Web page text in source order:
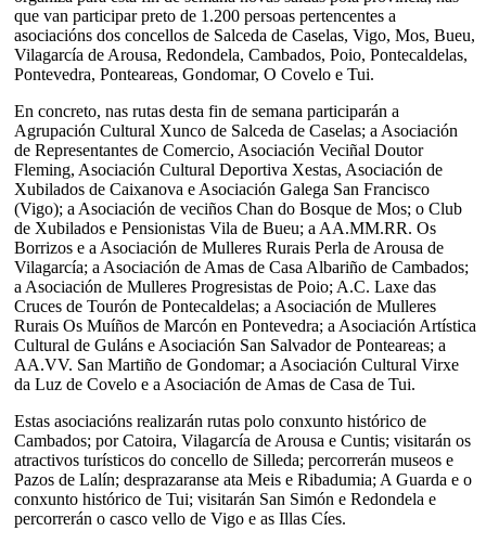
que van participar preto de 1.200 persoas pertencentes a
asociacións dos concellos de Salceda de Caselas, Vigo, Mos, Bueu,
Vilagarcía de Arousa, Redondela, Cambados, Poio, Pontecaldelas,
Pontevedra, Ponteareas, Gondomar, O Covelo e Tui.
En concreto, nas rutas desta fin de semana participarán a
Agrupación Cultural Xunco de Salceda de Caselas; a Asociación
de Representantes de Comercio, Asociación Veciñal Doutor
Fleming, Asociación Cultural Deportiva Xestas, Asociación de
Xubilados de Caixanova e Asociación Galega San Francisco
(Vigo); a Asociación de veciños Chan do Bosque de Mos; o Club
de Xubilados e Pensionistas Vila de Bueu; a AA.MM.RR. Os
Borrizos e a Asociación de Mulleres Rurais Perla de Arousa de
Vilagarcía; a Asociación de Amas de Casa Albariño de Cambados;
a Asociación de Mulleres Progresistas de Poio; A.C. Laxe das
Cruces de Tourón de Pontecaldelas; a Asociación de Mulleres
Rurais Os Muíños de Marcón en Pontevedra; a Asociación Artística
Cultural de Guláns e Asociación San Salvador de Ponteareas; a
AA.VV. San Martiño de Gondomar; a Asociación Cultural Virxe
da Luz de Covelo e a Asociación de Amas de Casa de Tui.
Estas asociacións realizarán rutas polo conxunto histórico de
Cambados; por Catoira, Vilagarcía de Arousa e Cuntis; visitarán os
atractivos turísticos do concello de Silleda; percorrerán museos e
Pazos de Lalín; desprazaranse ata Meis e Ribadumia; A Guarda e o
conxunto histórico de Tui; visitarán San Simón e Redondela e
percorrerán o casco vello de Vigo e as Illas Cíes.